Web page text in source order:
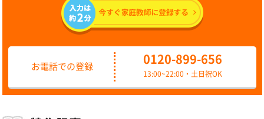
お電話での登録
0120-899-656
13:00~22:00・土日祝OK